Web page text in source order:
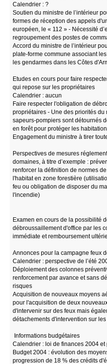
Calendrier : ?
Soutien du ministre de l’intérieur
formes de réception des appels
européen, le « 112 » - Nécessité
regroupement des postes de
Accord du ministre de l’intérieur
plate-forme commune associant
les gendarmes dans les Côtes
Etudes en cours pour faire
qui repose sur les propriétaires
Calendrier : aucun
Faire respecter l'obligation de
propriétaires - Une des priorités du
sapeurs-pompiers sont détournés
en forêt pour protéger les
Engagement du ministre à tirer
Perspectives de mesures
domaines, à titre d’exemple :
renforcer la définition de normes
l'habitat en zone forestière
feu ou obligation de disposer du
l'incendie)
Examen en cours de la possibilité
débroussaillement d'office par les
immédiate et remboursement
Annonces pour la campagne feux
Calendrier : perspective de l’été
Déploiement des colonnes
renforcement par avance et sans
risques
Acquisition de nouveaux moyens
pour l'acquisition de deux
d'intervenir sur des feux mais
détachements d'intervention sur
Informations budgétaires
Calendrier : loi de finances 2004
Budget 2004 : évolution des
progression de 18 % des crédits